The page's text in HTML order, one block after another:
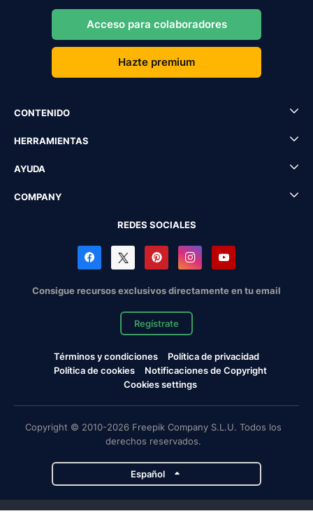
Acceso para colaboradores
Hazte premium
CONTENIDO
HERRAMIENTAS
AYUDA
COMPANY
REDES SOCIALES
Consigue recursos exclusivos directamente en tu email
Regístrate
Términos y condiciones
Política de privacidad
Política de cookies
Notificaciones de Copyright
Cookies settings
Copyright © 2010-2026 Freepik Company S.L.U. Todos los
derechos reservados.
Español